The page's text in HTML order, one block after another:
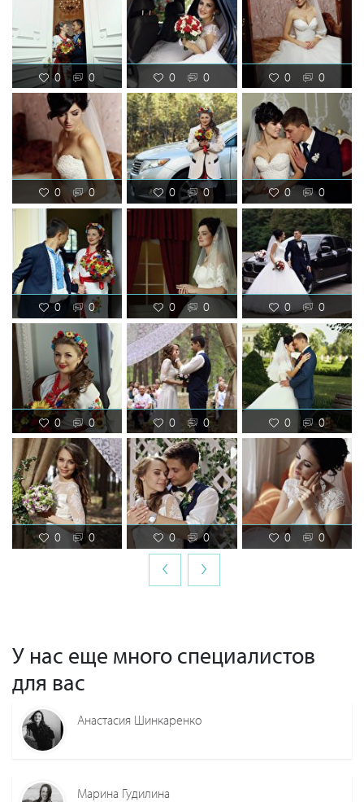
0 0 0 0 0 0
0 0 0 0 0 0
0 0 0 0 0 0
0 0 0 0 0 0
0 0 0 0 0 0
‹ ›
У нас еще много специалистов
для вас
Анастасия Шинкаренко
Марина Гудилина